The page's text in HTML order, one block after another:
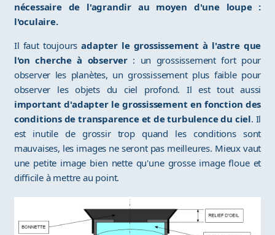
nécessaire de l'agrandir au moyen d'une loupe :
l'oculaire.
Il faut toujoursadapter le grossissement à l'astre que
l'on cherche à observer : un grossissement fort pour
observer les planètes, un grossissement plus faible pour
observer les objets du ciel profond. Il est tout aussi
important d'adapter le grossissement en fonction des
conditions de transparence et de turbulence du ciel. Il
est inutile de grossir trop quand les conditions sont
mauvaises, les images ne seront pas meilleures. Mieux vaut
une petite image bien nette qu'une grosse image floue et
difficile à mettre au point.